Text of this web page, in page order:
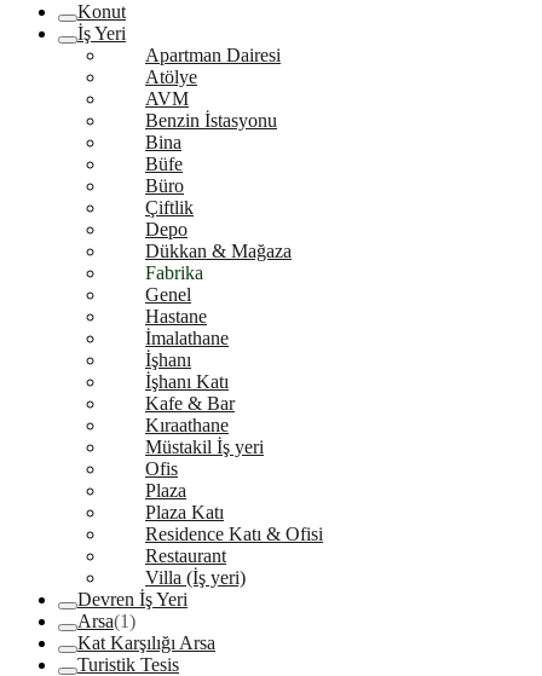
Konut
İş Yeri
Apartman Dairesi
Atölye
AVM
Benzin İstasyonu
Bina
Büfe
Büro
Çiftlik
Depo
Dükkan & Mağaza
Fabrika
Genel
Hastane
İmalathane
İşhanı
İşhanı Katı
Kafe & Bar
Kıraathane
Müstakil İş yeri
Ofis
Plaza
Plaza Katı
Residence Katı & Ofisi
Restaurant
Villa (İş yeri)
Devren İş Yeri
Arsa(1)
Kat Karşılığı Arsa
Turistik Tesis